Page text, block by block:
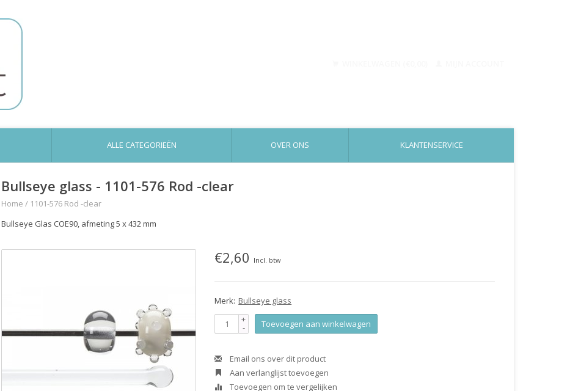
ALLE CATEGORIEËN OVER ONS KLANTENSERVICE
Bullseye glass - 1101-576 Rod -clear
Home / 1101-576 Rod -clear
Bullseye Glas COE90, afmeting 5 x 432 mm
€2,60 Incl. btw
Merk: Bullseye glass
+
- Toevoegen aan winkelwagen
Email ons over dit product
Aan verlanglijst toevoegen
Toevoegen om te vergelijken